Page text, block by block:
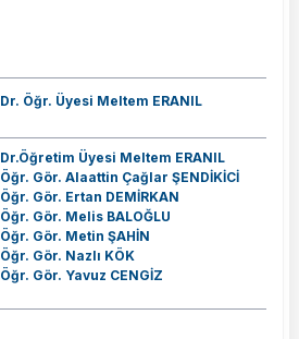
Dr. Öğr. Üyesi Meltem ERANIL
Dr.Öğretim Üyesi Meltem ERANIL
Öğr. Gör. Alaattin Çağlar ŞENDİKİCİ
Öğr. Gör. Ertan DEMİRKAN
Öğr. Gör. Melis BALOĞLU
Öğr. Gör. Metin ŞAHİN
Öğr. Gör. Nazlı KÖK
Öğr. Gör. Yavuz CENGİZ